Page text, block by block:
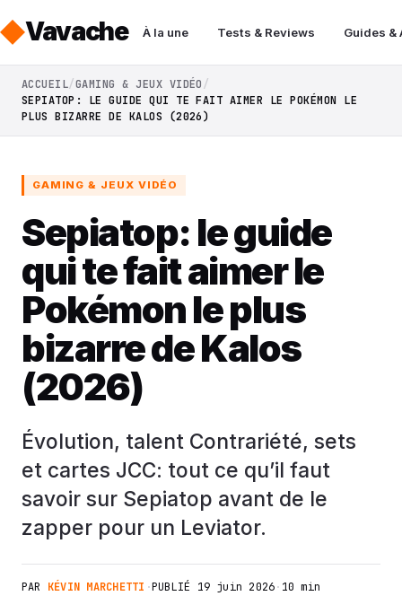
Vavache À la une Tests & Reviews Guides &
ACCUEIL GAMING & JEUX VIDÉO
SEPIATOP: LE GUIDE QUI TE FAIT AIMER LE POKÉMON LE
PLUS BIZARRE DE KALOS (2026)
GAMING & JEUX VIDÉO
Sepiatop: le guide
qui te fait aimer le
Pokémon le plus
bizarre de Kalos
(2026)
Évolution, talent Contrariété, sets
et cartes JCC: tout ce qu’il faut
savoir sur Sepiatop avant de le
zapper pour un Leviator.
PAR KÉVIN MARCHETTI ·PUBLIÉ 19 juin 2026· 10 min